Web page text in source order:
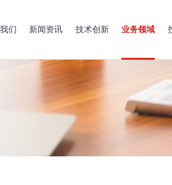
们 新闻资讯 技术创新 业务领域